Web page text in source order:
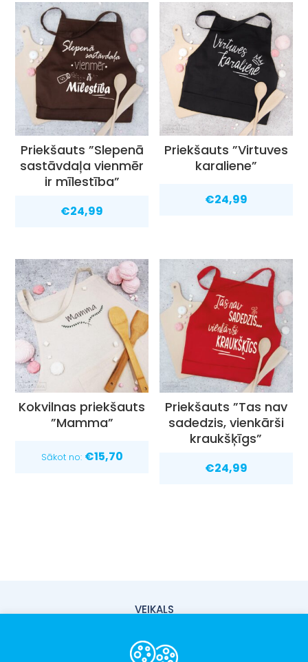
Priekšauts ”Slepenā
sastāvdaļa vienmēr
ir mīlestība”
€24,99
Priekšauts ”Virtuves
karaliene”
€24,99
Kokvilnas priekšauts
”Mamma”
Sākot no: €15,70
Priekšauts ”Tas nav
sadedzis, vienkārši
kraukšķīgs”
€24,99
VEIKALS